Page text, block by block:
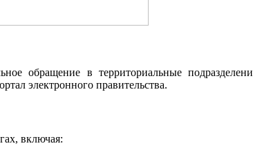
обращение в территориальные
электронного правительства.
включая: